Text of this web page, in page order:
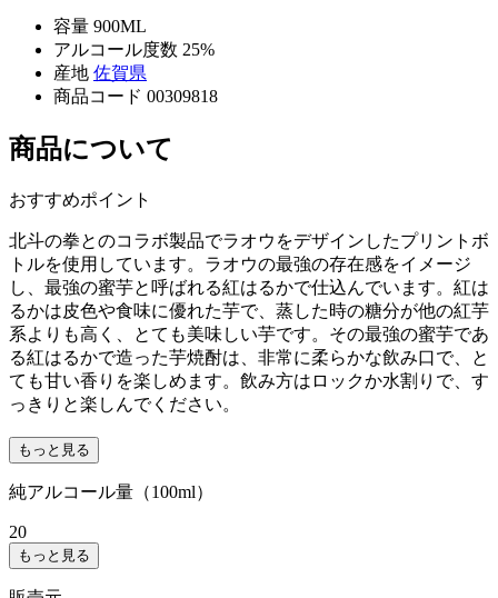
容量 900ML
アルコール度数 25%
産地 佐賀県
商品コード 00309818
商品について
おすすめポイント
北斗の拳とのコラボ製品でラオウをデザインしたプリントボ
トルを使用しています。ラオウの最強の存在感をイメージ
し、最強の蜜芋と呼ばれる紅はるかで仕込んでいます。紅は
るかは皮色や食味に優れた芋で、蒸した時の糖分が他の紅芋
系よりも高く、とても美味しい芋です。その最強の蜜芋であ
る紅はるかで造った芋焼酎は、非常に柔らかな飲み口で、と
ても甘い香りを楽しめます。飲み方はロックか水割りで、す
っきりと楽しんでください。
もっと見る
純アルコール量（100ml）
20
もっと見る